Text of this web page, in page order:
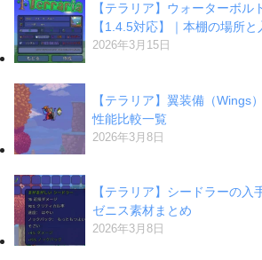
【テラリア】ウォーターボル
【1.4.5対応】｜本棚の場所
2026年3月15日
【テラリア】翼装備（Wings
性能比較一覧
2026年3月8日
【テラリア】シードラーの入
ゼニス素材まとめ
2026年3月8日